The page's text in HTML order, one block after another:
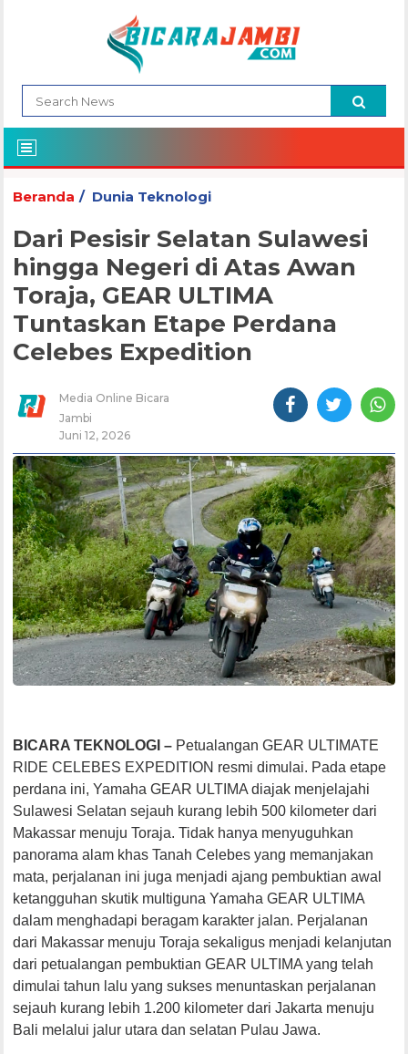
Beranda Dunia Teknologi
Dari Pesisir Selatan Sulawesi
hingga Negeri di Atas Awan
Toraja, GEAR ULTIMA
Tuntaskan Etape Perdana
Celebes Expedition
Media Online Bicara
Jambi
Juni 12, 2026
BICARA TEKNOLOGI – Petualangan GEAR ULTIMATE
RIDE CELEBES EXPEDITION resmi dimulai. Pada etape
perdana ini, Yamaha GEAR ULTIMA diajak menjelajahi
Sulawesi Selatan sejauh kurang lebih 500 kilometer dari
Makassar menuju Toraja. Tidak hanya menyuguhkan
panorama alam khas Tanah Celebes yang memanjakan
mata, perjalanan ini juga menjadi ajang pembuktian awal
ketangguhan skutik multiguna Yamaha GEAR ULTIMA
dalam menghadapi beragam karakter jalan. Perjalanan
dari Makassar menuju Toraja sekaligus menjadi kelanjutan
dari petualangan pembuktian GEAR ULTIMA yang telah
dimulai tahun lalu yang sukses menuntaskan perjalanan
sejauh kurang lebih 1.200 kilometer dari Jakarta menuju
Bali melalui jalur utara dan selatan Pulau Jawa.